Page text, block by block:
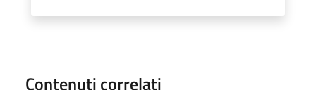
Contenuti correlati